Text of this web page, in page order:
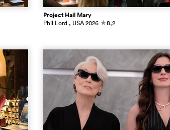
Project Hail Mary
Phil Lord , USA 2026 c8,2